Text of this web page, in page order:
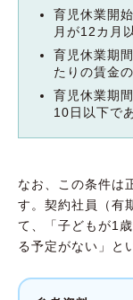
育児休業開
月が12カ月
育児休業期
たりの賃金
育児休業期
10日以下で
なお、この条件は
す。契約社員（有
て、「子どもが1
る予定がない」と